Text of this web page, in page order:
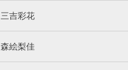
三吉彩花
森絵梨佳